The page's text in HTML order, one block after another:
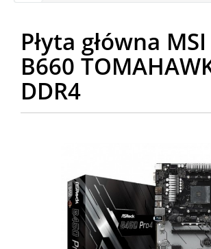
Płyta główna
B660
DDR4